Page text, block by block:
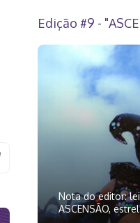
Edição #9 -
Nota do editor:
ASCENSÃO,